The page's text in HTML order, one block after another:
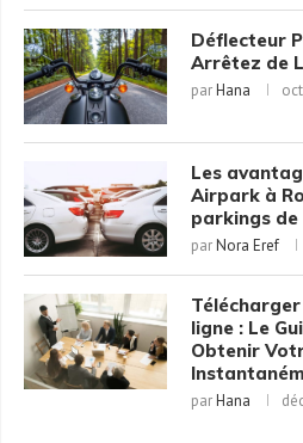
Déflecteur
Arrêtez de
parHana
Les
Airpark à
parkings
parNora Eref
ligne : Le
Obtenir
parHana